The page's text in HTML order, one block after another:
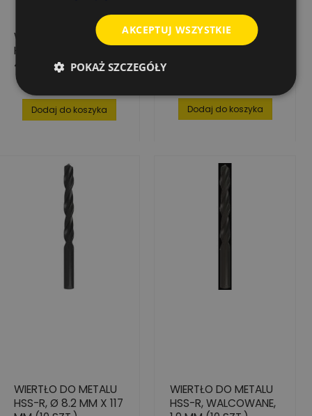
WIERTŁO DO METALU
HSS-G Ø 4,5 X 80 X
47 MM - 10 SZT.
podstawowa
Dodaj do koszyka
WIERTŁO DO METALU
HSS-G SUPER,
Dodaj do koszyka
WIERTŁO DO METALU
HSS-R, Ø 8.2 MM X 117
WIERTŁO DO METALU
HSS-R, WALCOWANE,
AKCEPTUJ WSZYSTKIE
POKAŻ SZCZEGÓŁY